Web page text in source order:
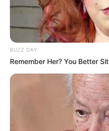
BUZZ DAY
Remember Her? You Better